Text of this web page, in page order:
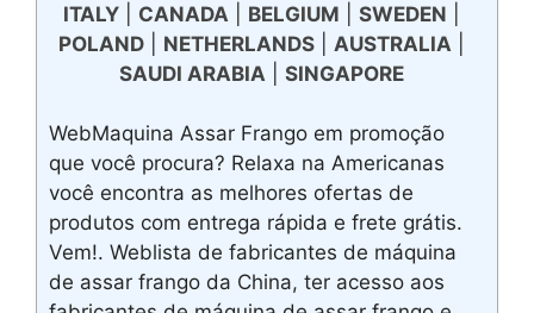
ITALY| CANADA BELGIUM SWEDEN
POLAND| NETHERLANDS| AUSTRALIA
SAUDI ARABIA
SINGAPORE
WebMaquina Assar Frango em promoção
que você procura? Relaxa na Americanas
você encontra as melhores ofertas de
produtos com entrega rápida e frete grátis.
Vem!. Weblista de fabricantes de máquina
de assar frango da China, ter acesso aos